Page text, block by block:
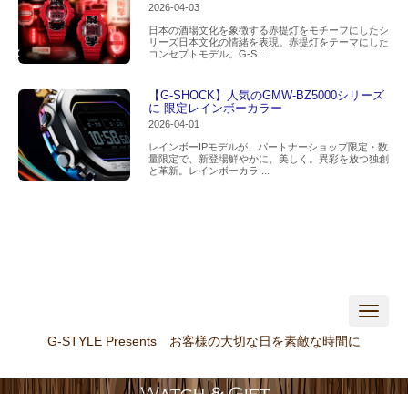
2026-04-03
日本の酒場文化を象徴する赤提灯をモチーフにしたシ
リーズ日本文化の情緒を表現。赤提灯をテーマにした
コンセプトモデル。G-S ...
【G-SHOCK】人気のGMW-BZ5000シリーズ
に 限定レインボーカラー
2026-04-01
レインボーIPモデルが、パートナーショップ限定・数
量限定で、新登場鮮やかに、美しく。異彩を放つ独創
と革新。レインボーカラ ...
N
G-STYLE Presents お客様の大切な日を素敵な時間に